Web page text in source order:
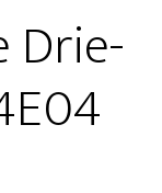
Drie-